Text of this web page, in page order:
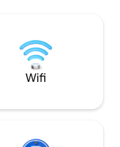
woon-/eetkamer
en een
verdieping. Let op: niet geschikt voor
maandkorting
Wifi